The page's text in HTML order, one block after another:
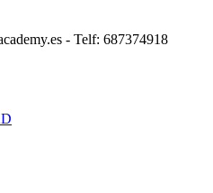
- Telf: 687374918